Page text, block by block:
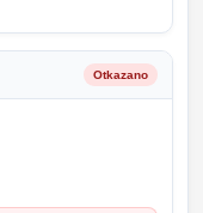
Otkazano